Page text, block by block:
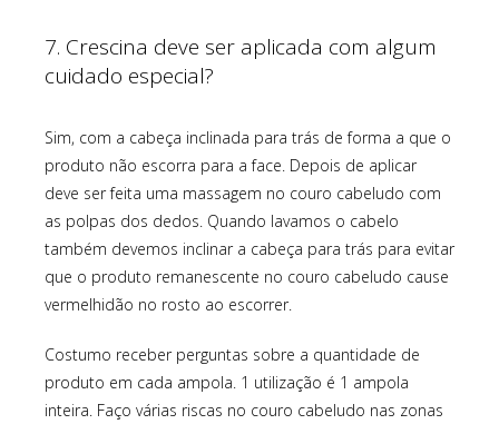
7. Crescina deve ser aplicada com algum
cuidado especial?
Sim, com a cabeça inclinada para trás de forma a que o
produto não escorra para a face. Depois de aplicar
deve ser feita uma massagem no couro cabeludo com
as polpas dos dedos. Quando lavamos o cabelo
também devemos inclinar a cabeça para trás para evitar
que o produto remanescente no couro cabeludo cause
vermelhidão no rosto ao escorrer.
Costumo receber perguntas sobre a quantidade de
produto em cada ampola. 1 utilização é 1 ampola
inteira. Faço várias riscas no couro cabeludo nas zonas